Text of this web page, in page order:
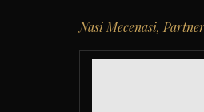
Nasi Mecenasi,